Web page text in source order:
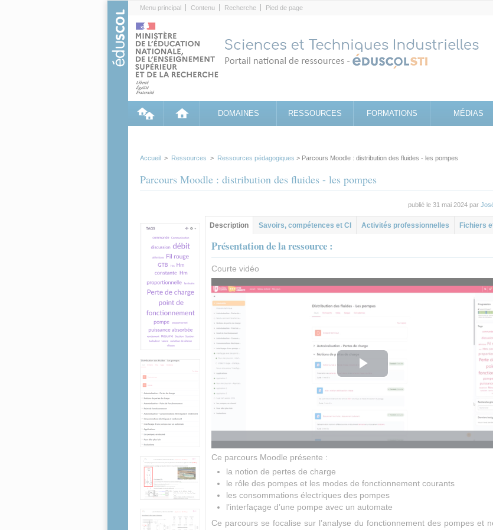
Menu principal Contenu Recherche Pied de page
DOMAINES RESSOURCES FORMATIONS MÉDIAS
Accueil > Ressources > Ressources pédagogiques > Parcours Moodle : distribution des fluides - les pompes
Parcours Moodle : distribution des fluides - les pompes
publié le 31 mai 2024 par
Contenu principal
Description (onglet
actif)
Savoirs, compétences et CI Activités professionnelles Fichiers
Présentation de la ressource :
Courte vidéo
Ce parcours Moodle présente :
la notion de pertes de charge
le rôle des pompes et les modes de fonctionnement courants
les consommations électriques des pompes
l’interfaçage d’une pompe avec un automate
Ce parcours se focalise sur l’analyse du fonctionnement des pompes et